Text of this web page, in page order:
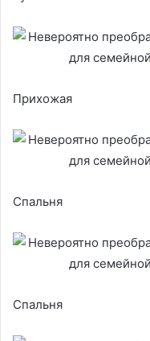
Прихожая
Спальня
Спальня